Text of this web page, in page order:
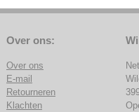
Over ons:
Over ons
E-mail
Retourneren
Klachten